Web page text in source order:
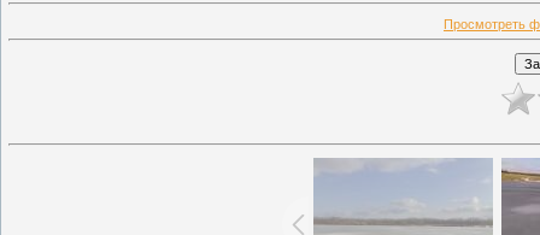
Просмотреть